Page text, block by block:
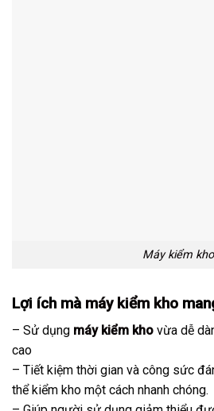
Máy kiểm kho
Lợi ích mà máy kiểm kho
– Sử dụng máy kiểm kho vừa dễ
cao
– Tiết kiệm thời gian và công sức
thể kiểm kho một cách nhanh chóng.